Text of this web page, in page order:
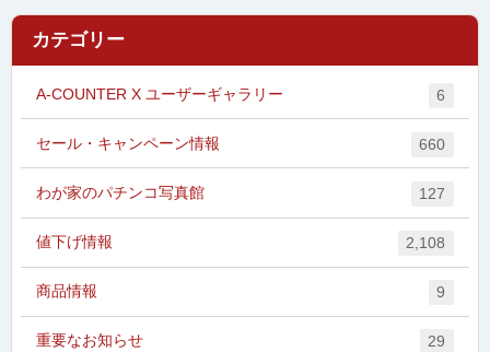
カテゴリー
A-COUNTER X ユーザーギャラリー 6
セール・キャンペーン情報 660
わが家のパチンコ写真館 127
値下げ情報 2,108
商品情報 9
重要なお知らせ 29